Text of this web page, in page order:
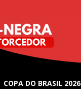
COPA DO BRASIL 2026